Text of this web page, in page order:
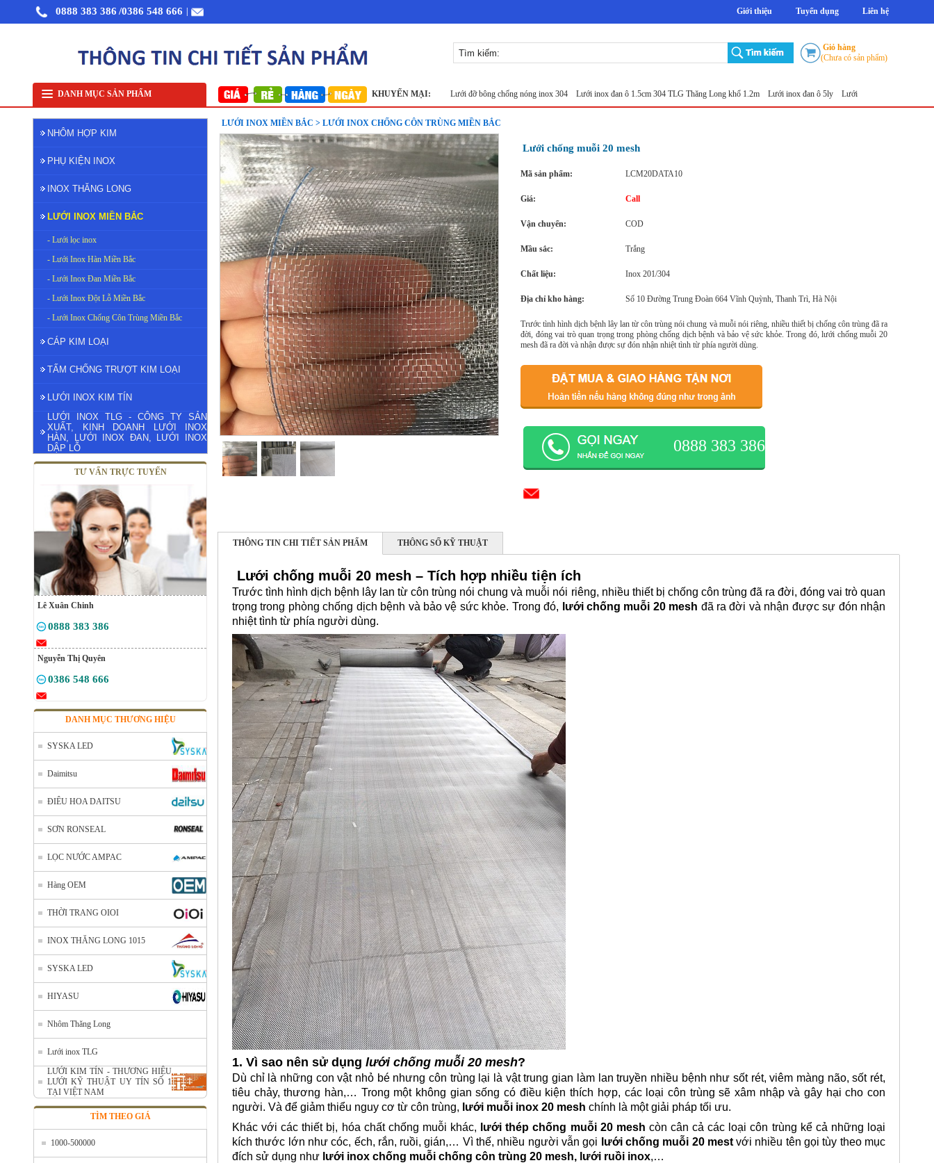
0888 383 386 /0386 548 666 Giới thiệu Tuyển dụng Liên hệ
Giỏ hàng
(Chưa có sản phẩm)
DANH MỤC SẢN PHẨM KHUYẾN MẠI:
Nhôm cuộn cắt lẻ Nhôm cuộn A1050 Nhôm bảo ôn cuộn mỏng A1050 Lưới inox 304 Lưới inox Miền Bắc Lưới đỡ bông chống nóng inox 304 Lưới inox đan ô 1.5cm 304 TLG Thăng Long khổ 1.2m Lưới inox đan ô 5ly Lưới đục lỗ tròn
NHÔM HỢP KIM
PHỤ KIỆN INOX
INOX THĂNG LONG
LƯỚI INOX MIỀN BẮC
- Lưới lọc inox
- Lưới Inox Hàn Miền Bắc
- Lưới Inox Đan Miền Bắc
- Lưới Inox Đột Lỗ Miền Bắc
- Lưới Inox Chống Côn Trùng Miền Bắc
CÁP KIM LOẠI
TẤM CHỐNG TRƯỢT KIM LOẠI
LƯỚI INOX KIM TÍN
LƯỚI INOX TLG - CÔNG TY SẢN
XUẤT, KINH DOANH LƯỚI INOX
HÀN, LƯỚI INOX ĐAN, LƯỚI INOX
DẬP LỖ
TƯ VẤN TRỰC TUYẾN
Lê Xuân Chinh
0888 383 386
Nguyễn Thị Quyên
0386 548 666
DANH MỤC THƯƠNG HIỆU
SYSKA LED
Daimitsu
ĐIÊU HOA DAITSU
SƠN RONSEAL
LỌC NƯỚC AMPAC
Hàng OEM
THỜI TRANG OIOI
INOX THĂNG LONG 1015
SYSKA LED
HIYASU
Nhôm Thăng Long
Lưới inox TLG
LƯỚI KIM TÍN - THƯƠNG HIỆU
LƯỚI KỸ THUẬT UY TÍN SỐ 1
TẠI VIỆT NAM
TÌM THEO GIÁ
1000-500000
Nhôm cuộn cắt lẻ
Call
LƯỚI INOX MIỀN BẮC > LƯỚI INOX CHỐNG CÔN TRÙNG MIỀN BẮC
Lưới chống muỗi 20 mesh
Mã sản phẩm: LCM20DATA10
Giá: Call
Vận chuyển: COD
Mầu sắc: Trắng
Chất liệu: Inox 201/304
Địa chỉ kho hàng: Số 10 Đường Trung Đoàn 664 Vĩnh Quỳnh, Thanh Trì, Hà Nội
Trước tình hình dịch bệnh lây lan từ côn trùng nói chung và muỗi nói riêng, nhiều thiết bị chống côn trùng đã ra
đời, đóng vai trò quan trọng trong phòng chống dịch bệnh và bảo vệ sức khỏe. Trong đó, lưới chống muỗi 20
mesh đã ra đời và nhận được sự đón nhận nhiệt tình từ phía người dùng.
0888 383 386
THÔNG TIN CHI TIẾT SẢN PHẨM THÔNG SỐ KỸ THUẬT
Lưới chống muỗi 20 mesh – Tích hợp nhiều tiện ích
Trước tình hình dịch bệnh lây lan từ côn trùng nói chung và muỗi nói riêng, nhiều thiết bị chống côn trùng đã ra đời, đóng vai trò quan
trọng trong phòng chống dịch bệnh và bảo vệ sức khỏe. Trong đó,
lưới chống muỗi 20 mesh đã ra đời và nhận được sự đón nhận
nhiệt tình từ phía người dùng.
1. Vì sao nên sử dụng lưới chống muỗi 20 mesh?
Dù chỉ là những con vật nhỏ bé nhưng côn trùng lại là vật trung gian làm lan truyền nhiều bệnh như sốt rét, viêm màng não, sốt rét,
tiêu chảy, thương hàn,… Trong một không gian sống có điều kiện thích hợp, các loại côn trùng sẽ xâm nhập và gây hại cho con
người. Và để giảm thiểu nguy cơ từ côn trùng, lưới muỗi inox 20 mesh chính là một giải pháp tối ưu.
Khác với các thiết bị, hóa chất chống muỗi khác,
lưới thép chống muỗi 20 mesh còn cân cả các loại côn trùng kể cả những loại
kích thước lớn như cóc, ếch, rắn, ruồi, gián,… Vì thế, nhiều người vẫn gọi
lưới chống muỗi 20 mestvới nhiều tên gọi tùy theo mục
đích sử dụng như lưới inox chống muỗi chống côn trùng 20 mesh, lưới ruồi inox,…